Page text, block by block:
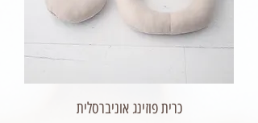
כרית פוזינג אוניברסלית